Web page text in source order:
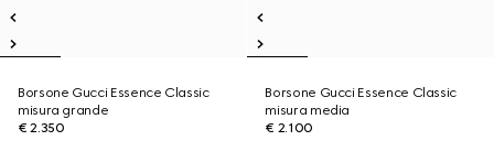
Borsone Gucci Essence Classic
misura grande
€ 2.350
Borsone Gucci Essence Classic
misura media
€ 2.100